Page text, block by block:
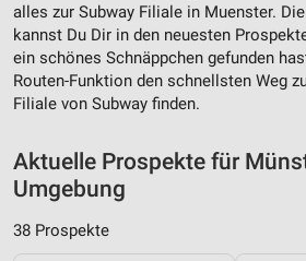
alles zur Subway Filiale in Muenster.
kannst Du Dir in den neuesten
ein schönes Schnäppchen gefunden
Routen-Funktion den schnellsten Weg
Filiale von Subway finden.
Aktuelle Prospekte für
Umgebung
38 Prospekte